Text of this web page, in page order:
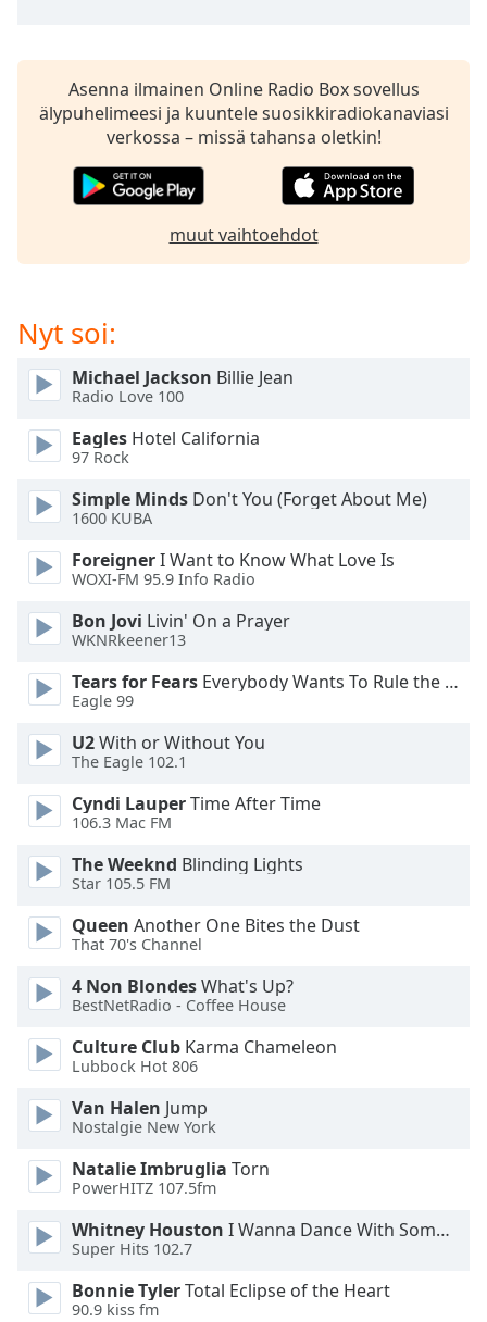
,
selected
Picture
modal
window.
Beginning
dialog
window.
Escape
and
close
window.
Text
Color
Opacity
Text
Background
Color
Opacity
Caption
Background
Color
Opacity
Size
Asenna ilmainen Online Radio Box sovellus
älypuhelimeesi ja kuuntele suosikkiradiokanaviasi
verkossa – missä tahansa oletkin!
muut vaihtoehdot
Nyt soi:
Michael Jackson Billie Jean
Radio Love 100
Eagles Hotel California
97 Rock
Simple Minds Don't You (Forget About Me)
1600 KUBA
ForeignerI Want to Know What Love Is
WOXI-FM 95.9 Info Radio
Bon Jovi Livin' On a Prayer
WKNRkeener13
Tears for Fears Everybody Wants To Rule the World
Eagle 99
U2With or Without You
The Eagle 102.1
Cyndi LauperTime After Time
106.3 Mac FM
The Weeknd Blinding Lights
Star 105.5 FM
Queen Another One Bites the Dust
That 70's Channel
4 Non BlondesWhat's Up?
BestNetRadio - Coffee House
Culture Club Karma Chameleon
Lubbock Hot 806
Van Halen Jump
Nostalgie New York
Natalie Imbruglia Torn
PowerHITZ 107.5fm
Whitney Houston I Wanna Dance With Somebody
Super Hits 102.7
Bonnie TylerTotal Eclipse of the Heart
90.9 kiss fm